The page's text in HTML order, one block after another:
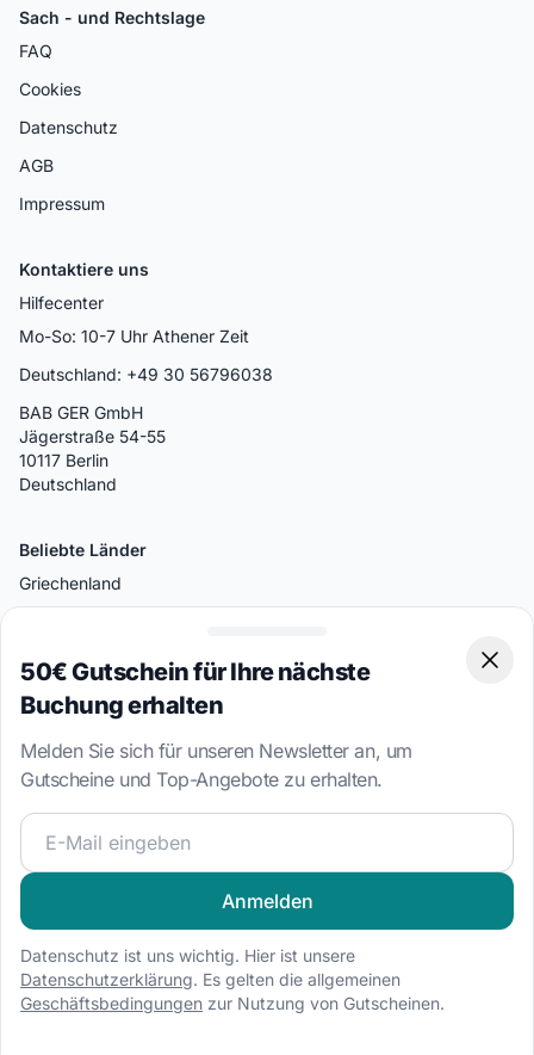
Sach - und Rechtslage
FAQ
Cookies
Datenschutz
AGB
Impressum
Kontaktiere uns
Hilfecenter
Mo-So: 10-7 Uhr Athener Zeit
Deutschland: +49 30 56796038
BAB GER GmbH
Jägerstraße 54-55
10117 Berlin
Deutschland
Beliebte Länder
Griechenland
Italien
Türkei
Bahamas
Beliebte Ziele
Split
Miami
Palermo
50€ Gutschein für Ihre nächste
Buchung erhalten
Melden Sie sich für unseren Newsletter an, um
Gutscheine und Top-Angebote zu erhalten.
Werden Sie Teil unserer Segelcommunity und erhalten
Anmelden
Datenschutz ist uns wichtig. Hier ist unsere
Datenschutzerklärung. Es gelten die allgemeinen
Geschäftsbedingungen zur Nutzung von Gutscheinen.